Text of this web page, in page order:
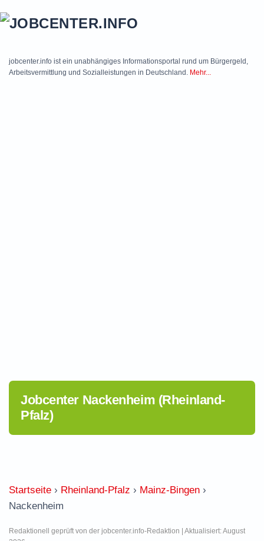
jobcenter.info ist ein unabhängiges Informationsportal rund um Bürgergeld,
Arbeitsvermittlung und Sozialleistungen in Deutschland. Mehr...
Jobcenter Nackenheim (Rheinland-
Pfalz)
Startseite › Rheinland-Pfalz › Mainz-Bingen ›
Nackenheim
Redaktionell geprüft von der jobcenter.info-Redaktion | Aktualisiert: August